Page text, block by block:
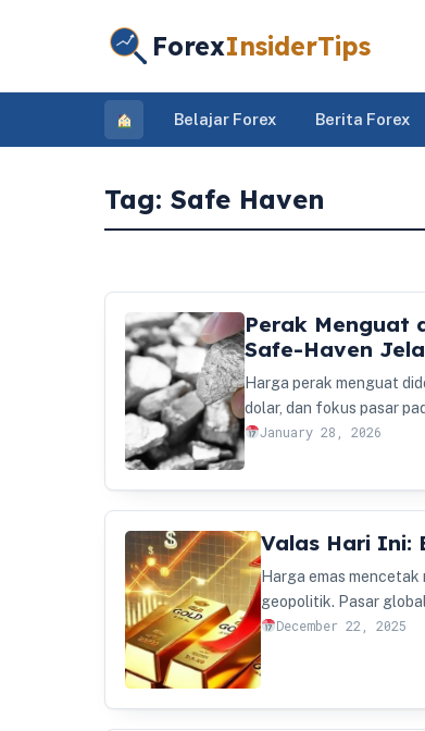
ForexInsiderTips
Belajar Forex Berita Forex
Tag: Safe Haven
Perak Menguat
Safe-Haven
Harga perak menguat
dolar, dan fokus pasar
January 28, 2026
Valas Hari Ini:
Harga emas
geopolitik. Pasar
December 22, 2025